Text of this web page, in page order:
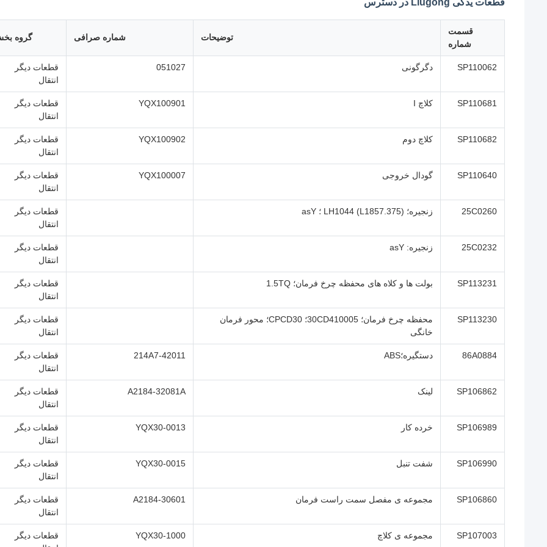
قطعات یدکی Liugong در دسترس
قسمت
شماره
توضیحات شماره صرافی گروه
SP110062 دگرگونی 051027
قطعات دیگر
انتقال
SP110681 کلاچ I YQX100901
قطعات دیگر
انتقال
SP110682 کلاچ دوم YQX100902
قطعات دیگر
انتقال
SP110640 گودال خروجی YQX100007
قطعات دیگر
انتقال
25C0260 زنجیره؛ LH1044 (L1857.375) ؛ asY
قطعات دیگر
انتقال
25C0232 زنجیره: asY
قطعات دیگر
انتقال
SP113231 بولت ها و کلاه های محفظه چرخ فرمان؛ 1.5TQ
قطعات دیگر
انتقال
SP113230
محفظه چرخ فرمان؛ 30CD410005؛ CPCD30؛ محور فرمان
خانگی
قطعات دیگر
انتقال
86A0884 دستگیره؛ABS 214A7-42011
قطعات دیگر
انتقال
SP106862 لینک A2184-32081A
قطعات دیگر
انتقال
SP106989 خرده کار YQX30-0013
قطعات دیگر
انتقال
SP106990 شفت تنبل YQX30-0015
قطعات دیگر
انتقال
SP106860 مجموعه ی مفصل سمت راست فرمان A2184-30601
قطعات دیگر
انتقال
SP107003 مجموعه ی کلاچ YQX30-1000
قطعات دیگر